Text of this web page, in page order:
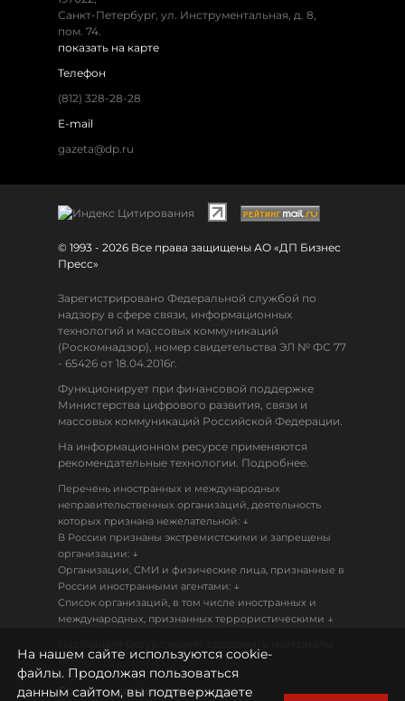
Санкт-Петербург, ул. Инструментальная, д. 8,
пом. 74.
показать на карте
Телефон
(812) 328-28-28
E-mail
gazeta@dp.ru
© 1993 - 2026 Все права защищены АО «ДП Бизнес
Пресс»
Зарегистрировано Федеральной службой по
надзору в сфере связи, информационных
технологий и массовых коммуникаций
(Роскомнадзор), номер свидетельства ЭЛ № ФС 77
- 65426 от 18.04.2016г.
Функционирует при финансовой поддержке
Министерства цифрового развития, связи и
массовых коммуникаций Российской Федерации.
На информационном ресурсе применяются
рекомендательные технологии. Подробнее.
Перечень иностранных и международных
неправительственных организаций, деятельность
которых признана нежелательной: ↓
В России признаны экстремистскими и запрещены
организации: ↓
Организации, СМИ и физические лица, признанные в
России иностранными агентами: ↓
Список организаций, в том числе иностранных и
международных, признанных террористическими ↓
18+
Политика конфиденциальности
На нашем сайте используются cookie-
файлы. Продолжая пользоваться
данным сайтом, вы подтверждаете